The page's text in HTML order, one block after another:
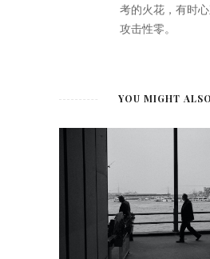
考的火花，有时
攻击性零。
YOU MIGHT